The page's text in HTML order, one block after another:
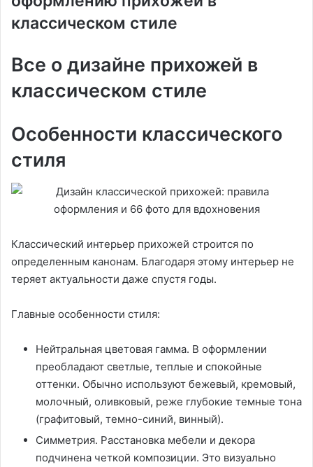
классическом стиле
Все о дизайне прихожей в
классическом стиле
Особенности классического
стиля
Классический интерьер прихожей строится по
определенным канонам. Благодаря этому интерьер не
теряет актуальности даже спустя годы.
Главные особенности стиля:
Нейтральная цветовая гамма. В оформлении
преобладают светлые, теплые и спокойные
оттенки. Обычно используют бежевый, кремовый,
молочный, оливковый, реже глубокие темные тона
(графитовый, темно-синий, винный).
Симметрия. Расстановка мебели и декора
подчинена четкой композиции. Это визуально